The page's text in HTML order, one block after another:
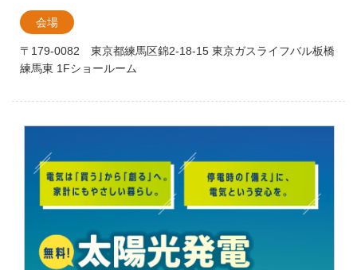
会場
〒179-0082 東京都練馬区錦2-18-15 東京ガスライフバル板橋
練馬東 1Fショールーム